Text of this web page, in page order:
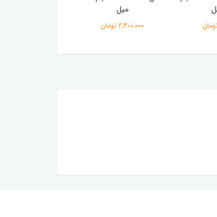
میل
2,300,000 تومان